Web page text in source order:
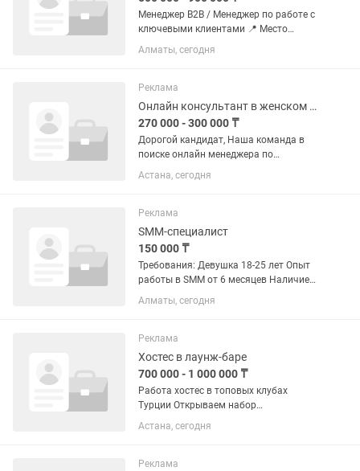
Менеджер B2B / Менеджер по работе с
ключевыми клиентами 📍 Место
работы: г. Алматы, район пересечения
ул. Утепова и ул. Жарокова.
товаров и товаров для офиса...
Алматы, сегодня
Реклама
Онлайн консультант в женском магазине (не удаленно)
270 000 - 300 000 ₸
Дорогой кандидат, Наша команда в
поиске онлайн менеджера по
продажам Требования: -не студенты -от
письменная и устная речь...
Астана, сегодня
Реклама
SMM-специалист
150 000 ₸
Требования: Девушка 18-25 лет Опыт
работы в SMM от 6 месяцев Наличие
портфолио (кейсов). Владение русским
и казахским языками. Навыки съемки,
письменная...
Алматы, сегодня
Реклама
Хостес в лаунж-баре
700 000 - 1 000 000 ₸
Работа хостес в топовых клубах
Турции Открываем набор
коммуникабельных и ярких девушек
для работы в Турции. Гарантируем
безопасность и поддержку на
Астана, сегодня
Реклама